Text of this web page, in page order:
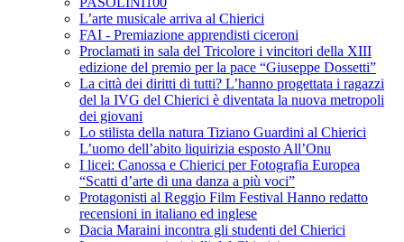
L’arte musicale arriva al Chierici
FAI - Premiazione apprendisti ciceroni
Proclamati in sala del Tricolore i vincitori della XIII
edizione del premio per la pace “Giuseppe Dossetti”
La città dei diritti di tutti? L’hanno progettata i ragazzi
del la IVG del Chierici è diventata la nuova metropoli
dei giovani
Lo stilista della natura Tiziano Guardini al Chierici
L’uomo dell’abito liquirizia esposto All’Onu
I licei: Canossa e Chierici per Fotografia Europea
“Scatti d’arte di una danza a più voci”
Protagonisti al Reggio Film Festival Hanno redatto
recensioni in italiano ed inglese
Dacia Maraini incontra gli studenti del Chierici